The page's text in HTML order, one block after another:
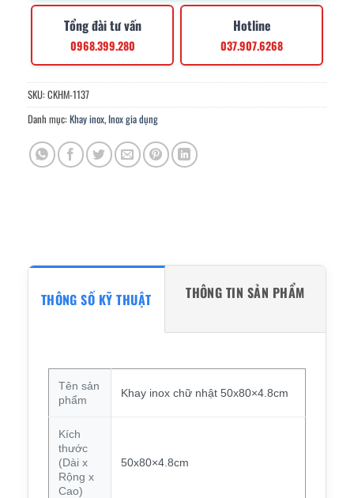
Tổng đài tư vấn
0968.399.280
Hotline
037.907.6268
SKU: CKHM-1137
Danh mục: Khay inox, Inox gia dụng
THÔNG SỐ KỸ THUẬT THÔNG TIN SẢN PHẨM
Tên sản
phẩm
Khay inox chữ nhật 50x80×4.8cm
Kích
thước
(Dài x
Rộng x
Cao)
50x80×4.8cm